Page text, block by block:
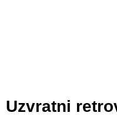
Uzvratni